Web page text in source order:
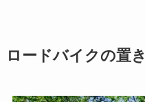
ロードバイクの置